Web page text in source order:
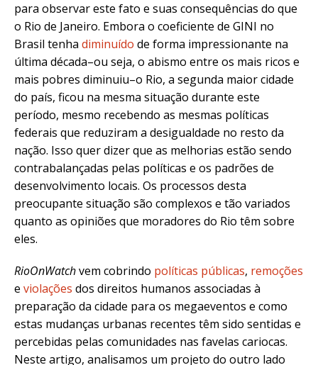
para observar este fato e suas consequências do que
o Rio de Janeiro. Embora o coeficiente de GINI no
Brasil tenha diminuído de forma impressionante na
última década–ou seja, o abismo entre os mais ricos e
mais pobres diminuiu–o Rio, a segunda maior cidade
do país, ficou na mesma situação durante este
período, mesmo recebendo as mesmas políticas
federais que reduziram a desigualdade no resto da
nação. Isso quer dizer que as melhorias estão sendo
contrabalançadas pelas políticas e os padrões de
desenvolvimento locais. Os processos desta
preocupante situação são complexos e tão variados
quanto as opiniões que moradores do Rio têm sobre
eles.
RioOnWatchvem cobrindo políticas públicas, remoções
e violações dos direitos humanos associadas à
preparação da cidade para os megaeventos e como
estas mudanças urbanas recentes têm sido sentidas e
percebidas pelas comunidades nas favelas cariocas.
Neste artigo, analisamos um projeto do outro lado